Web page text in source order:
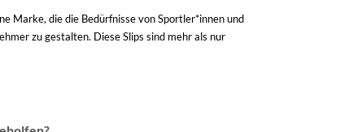
Marke, die die Bedürfnisse von Sportler*innen und
zu gestalten. Diese Slips sind mehr als nur